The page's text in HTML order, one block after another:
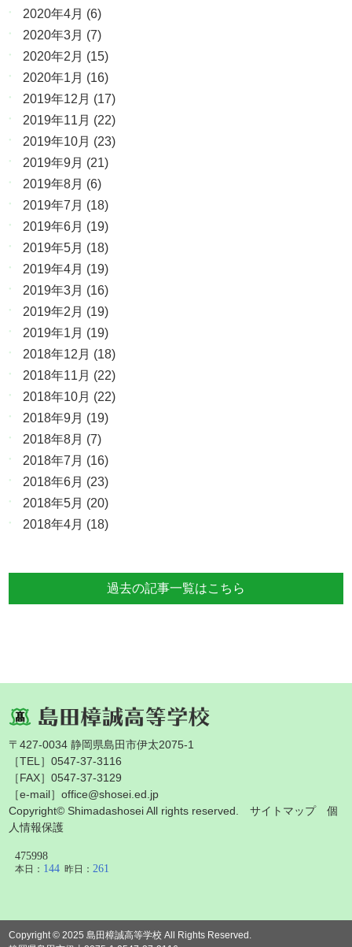
2020年4月 (6)
2020年3月 (7)
2020年2月 (15)
2020年1月 (16)
2019年12月 (17)
2019年11月 (22)
2019年10月 (23)
2019年9月 (21)
2019年8月 (6)
2019年7月 (18)
2019年6月 (19)
2019年5月 (18)
2019年4月 (19)
2019年3月 (16)
2019年2月 (19)
2019年1月 (19)
2018年12月 (18)
2018年11月 (22)
2018年10月 (22)
2018年9月 (19)
2018年8月 (7)
2018年7月 (16)
2018年6月 (23)
2018年5月 (20)
2018年4月 (18)
過去の記事一覧はこちら
〒427-0034 静岡県島田市伊太2075-1
［TEL］0547-37-3116
［FAX］0547-37-3129
［e-mail］office@shosei.ed.jp
Copyright© Shimadashosei All rights reserved.サイトマップ
個
人情報保護
Copyright © 2025 島田樟誠高等学校 All Rights Reserved.